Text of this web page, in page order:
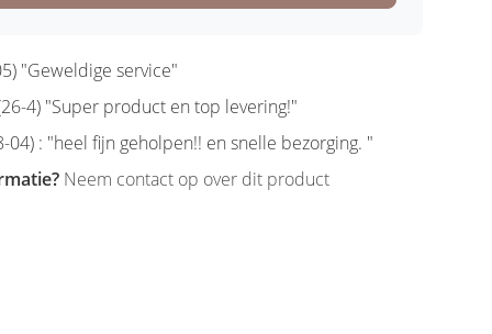
"Geweldige service"
4) "Super product en top levering!"
04) : "heel fijn geholpen!! en snelle bezorging. "
Neem contact op over dit product